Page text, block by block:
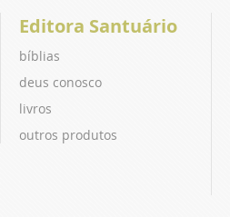
Editora Santuário
bíblias
deus conosco
livros
outros produtos